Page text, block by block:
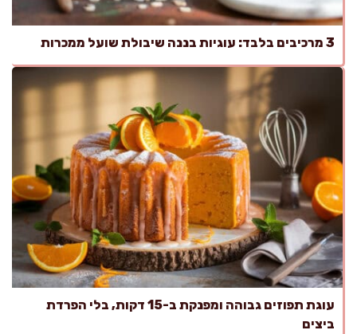
3 מרכיבים בלבד: עוגיות בננה שיבולת שועל ממכרות
עוגת תפוזים גבוהה ומפנקת ב-15 דקות, בלי הפרדת
ביצים